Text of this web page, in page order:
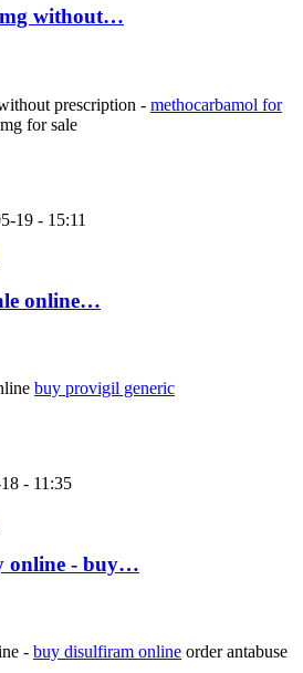
without…
prescription - methocarbamol for
for sale
19 - 15:11
online…
buy provigil generic
- 11:35
online - buy…
- buy disulfiram online order antabuse